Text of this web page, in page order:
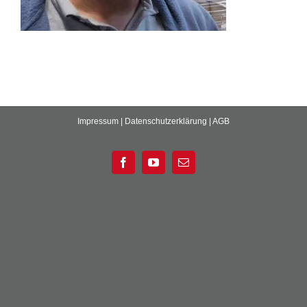
Impressum | Datenschutzerklärung | AGB
FacebookYouTube
E-
Mail